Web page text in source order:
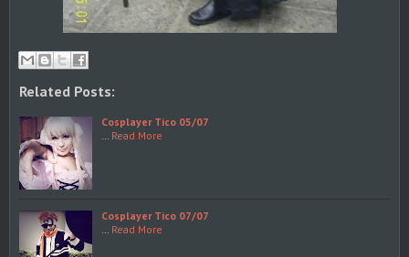
Related Posts:
Cosplayer Tico 05/07
Read More
Cosplayer Tico 07/07
Read More